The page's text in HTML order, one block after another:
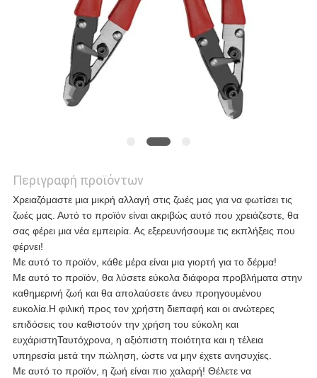
ΥΠΟΘΈΣΕΙΣ
ΖΗΤΉΣΤΕ
SITEMAP
ΠΟΛΙΤΙΚΉ
ΑΠΟΡΡΉΤΟΥ
Περιγραφή προϊόντων
Χρειαζόμαστε μια μικρή αλλαγή στις ζωές μας για να φωτίσει τις
ζωές μας. Αυτό το προϊόν είναι ακριβώς αυτό που χρειάζεστε, θα
σας φέρει μια νέα εμπειρία. Ας εξερευνήσουμε τις εκπλήξεις που
φέρνει!
Με αυτό το προϊόν, κάθε μέρα είναι μια γιορτή για το δέρμα!
Με αυτό το προϊόν, θα λύσετε εύκολα διάφορα προβλήματα στην
καθημερινή ζωή και θα απολαύσετε άνευ προηγουμένου
ευκολία.Η φιλική προς τον χρήστη διεπαφή και οι ανώτερες
επιδόσεις του καθιστούν την χρήση του εύκολη και
ευχάριστηΤαυτόχρονα, η αξιόπιστη ποιότητα και η τέλεια
υπηρεσία μετά την πώληση, ώστε να μην έχετε ανησυχίες.
Με αυτό το προϊόν, η ζωή είναι πιο χαλαρή! Θέλετε να